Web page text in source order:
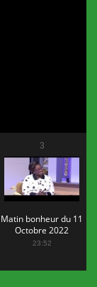
3
Matin bonheur du 11
Octobre 2022
23:52